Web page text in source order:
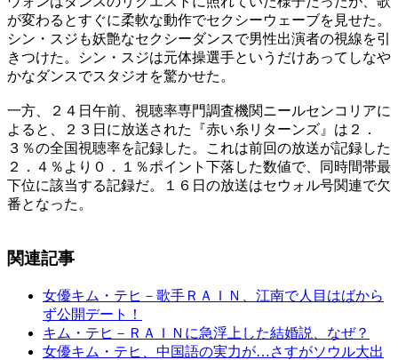
が変わるとすぐに柔軟な動作でセクシーウェーブを見せた。
シン・スジも妖艶なセクシーダンスで男性出演者の視線を引
きつけた。シン・スジは元体操選手というだけあってしなや
かなダンスでスタジオを驚かせた。
一方、２４日午前、視聴率専門調査機関ニールセンコリアに
よると、２３日に放送された『赤い糸リターンズ』は２．
３％の全国視聴率を記録した。これは前回の放送が記録した
２．４％より０．１％ポイント下落した数値で、同時間帯最
下位に該当する記録だ。１６日の放送はセウォル号関連で欠
番となった。
関連記事
女優キム・テヒ－歌手ＲＡＩＮ、江南で人目はばから
ず公開デート！
キム・テヒ－ＲＡＩＮに急浮上した結婚説、なぜ？
女優キム・テヒ、中国語の実力が…さすがソウル大出